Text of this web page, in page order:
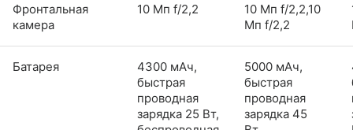
Фронтальная
камера
10 Мп f/2,2
10 Мп f/2,2,10
Мп f/2,2
Батарея
4300 мАч,
быстрая
проводная
зарядка 25 Вт,
5000 мАч,
быстрая
проводная
зарядка 45